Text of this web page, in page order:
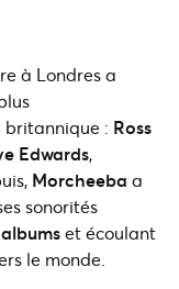
à Londres a
: Ross
Edwards,
Morcheeba a
sonorités
et écoulant
le monde.